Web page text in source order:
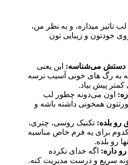
تاثیر میذاره، و به نظر من،
خودتون و زیبایی‌ تون
دستش می‌شناسه: این یعنی
به رگ‌ های خونی آسیب نرسه
پیش بیاد.
اون می‌دونه چطور لب‌
همخونی داشته باشه و
رو بلده: تکنیک روسی، چتری،
برای یه فرم خاص مناسبه
رو بلده.
داره: اگه خدای نکرده
سریع و درست مدیریت کنه.